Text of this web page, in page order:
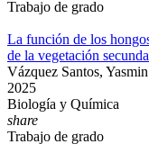
Trabajo de grado
La función de los
de la vegetación
Vázquez Santos, Yasmin
2025
Biología y Química
share
Trabajo de grado